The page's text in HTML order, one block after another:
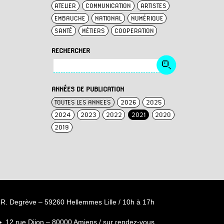
ATELIER
COMMUNICATION
ARTISTES
EMBAUCHE
NATIONAL
NUMÉRIQUE
SANTÉ
MÉTIERS COOPERATION
RECHERCHER
ANNÉES DE PUBLICATION
TOUTES LES ANNEES 2026
2025
2024
2023 2022 2021
2020
2019
Degrève – 59260 Hellemmes Lille / 10h à 17h
12 rue Dijon – 80000 Amiens / sur rendez-vous